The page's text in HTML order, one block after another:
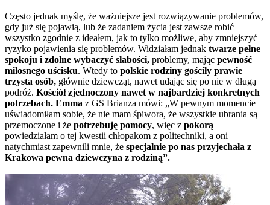
Często jednak myślę, że ważniejsze jest rozwiązywanie problemów,
gdy już się pojawią, lub że zadaniem życia jest zawsze robić
wszystko zgodnie z ideałem, jak to tylko możliwe, aby zmniejszyć
ryzyko pojawienia się problemów. Widziałam jednak twarze pełne
spokoju i zdolne wybaczyć słabości, problemy, mając pewność
miłosnego uścisku. Wtedy to polskie rodziny gościły prawie
trzysta osób, głównie dziewcząt, nawet udając się po nie w długą
podróż. Kościół zjednoczony nawet w najbardziej konkretnych
potrzebach. Emma z GS Brianza mówi: „W pewnym momencie
uświadomiłam sobie, że nie mam śpiwora, że ​​wszystkie ubrania są
przemoczone i że potrzebuję pomocy, więc z pokorą
powiedziałam o tej kwestii chłopakom z politechniki, a oni
natychmiast zapewnili mnie, że specjalnie po nas przyjechała z
Krakowa pewna dziewczyna z rodziną”.